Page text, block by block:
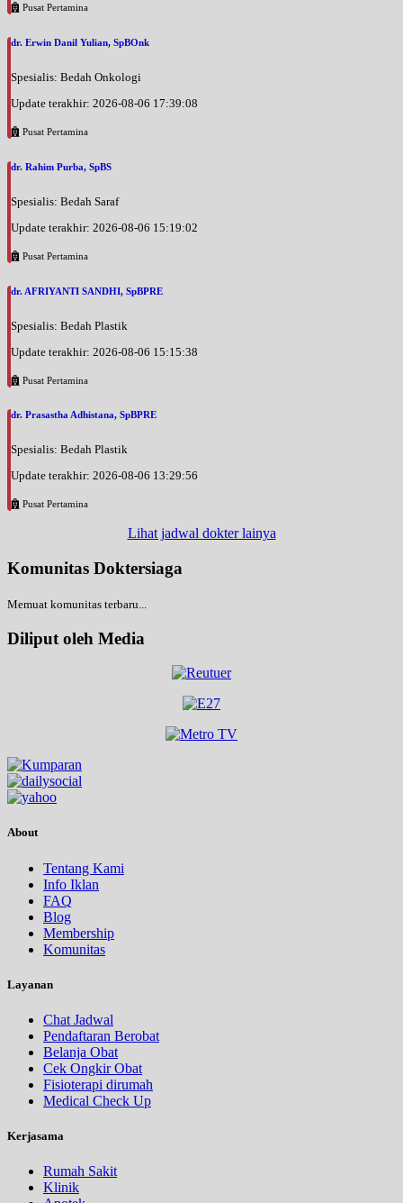
Pusat Pertamina
dr. Erwin Danil Yulian, SpBOnk
Spesialis: Bedah Onkologi
Update terakhir: 2026-08-06 17:39:08
Pusat Pertamina
dr. Rahim Purba, SpBS
Spesialis: Bedah Saraf
Update terakhir: 2026-08-06 15:19:02
Pusat Pertamina
dr. AFRIYANTI SANDHI, SpBPRE
Spesialis: Bedah Plastik
Update terakhir: 2026-08-06 15:15:38
Pusat Pertamina
dr. Prasastha Adhistana, SpBPRE
Spesialis: Bedah Plastik
Update terakhir: 2026-08-06 13:29:56
Pusat Pertamina
Lihat jadwal dokter lainya
Komunitas Doktersiaga
Memuat komunitas terbaru...
Diliput oleh Media
About
Tentang Kami
Info Iklan
FAQ
Blog
Membership
Komunitas
Layanan
Chat Jadwal
Pendaftaran Berobat
Belanja Obat
Cek Ongkir Obat
Fisioterapi dirumah
Medical Check Up
Kerjasama
Rumah Sakit
Klinik